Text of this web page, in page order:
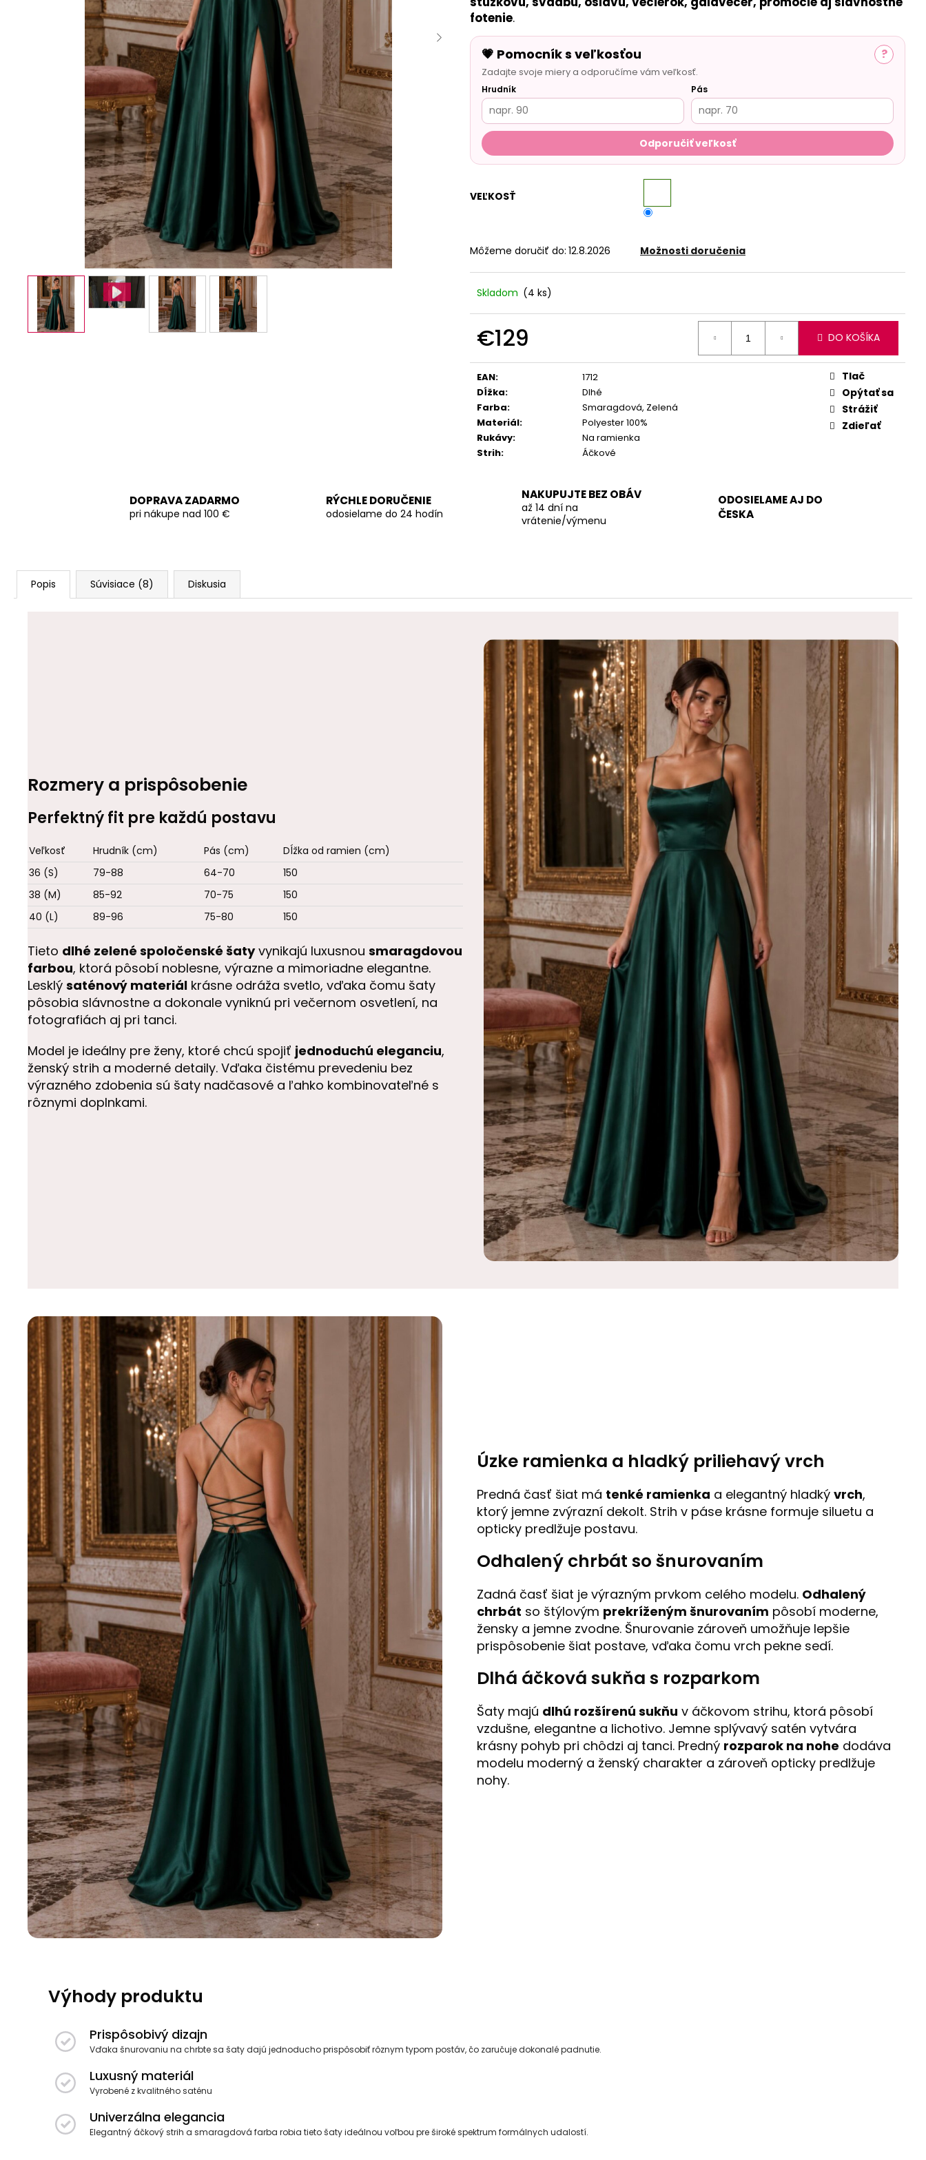
fotenie.
💗 Pomocník s veľkosťou ?
Zadajte svoje miery a odporučíme vám veľkosť.
Hrudník Pás
Odporučiť veľkosť
VEĽKOSŤ
Môžeme doručiť do: 12.8.2026 Možnosti doručenia
Skladom (4 ks)
€129
cena:
DO KOŠÍKA
EAN:
1712
Dĺžka:
Dlhé
Farba:
Smaragdová, Zelená
Materiál:
Polyester 100%
Rukávy:
Na ramienka
Strih: Áčkové
Tlač
Opýtať sa
Strážiť
Zdieľať
DOPRAVA ZADARMO
pri nákupe nad 100 €
RÝCHLE DORUČENIE
odosielame do 24 hodín
NAKUPUJTE BEZ OBÁV
až 14 dní na
vrátenie/výmenu
ODOSIELAME AJ DO
ČESKA
Popis Súvisiace (8) Diskusia
Rozmery a prispôsobenie
Perfektný fit pre každú postavu
Veľkosť Hrudník (cm) Pás (cm)
Dĺžka od ramien (cm)
36 (S)
79-88 64-70
150
38 (M)
85-92 70-75
150
40 (L)
89-96 75-80 150
Tieto dlhé zelené spoločenské šatyvynikajú luxusnou smaragdovou
farbou, ktorá pôsobí noblesne, výrazne a mimoriadne elegantne.
Lesklý saténový materiál krásne odráža svetlo, vďaka čomu šaty
pôsobia slávnostne a dokonale vyniknú pri večernom osvetlení, na
fotografiách aj pri tanci.
Model je ideálny pre ženy, ktoré chcú spojiť jednoduchú eleganciu,
ženský strih a moderné detaily. Vďaka čistému prevedeniu bez
výrazného zdobenia sú šaty nadčasové a ľahko kombinovateľné s
rôznymi doplnkami.
Úzke ramienka a hladký priliehavý vrch
Predná časť šiat má tenké ramienka a elegantný hladký vrch,
ktorý jemne zvýrazní dekolt. Strih v páse krásne formuje siluetu a
opticky predlžuje postavu.
Odhalený chrbát so šnurovaním
Zadná časť šiat je výrazným prvkom celého modelu. Odhalený
chrbát so štýlovým prekríženým šnurovaním pôsobí moderne,
žensky a jemne zvodne. Šnurovanie zároveň umožňuje lepšie
prispôsobenie šiat postave, vďaka čomu vrch pekne sedí.
Dlhá áčková sukňa s rozparkom
Šaty majú dlhú rozšírenú sukňu v áčkovom strihu, ktorá pôsobí
vzdušne, elegantne a lichotivo. Jemne splývavý satén vytvára
krásny pohyb pri chôdzi aj tanci. Predný rozparok na nohe dodáva
modelu moderný a ženský charakter a zároveň opticky predlžuje
nohy.
Výhody produktu
Prispôsobivý dizajn
Vďaka šnurovaniu na chrbte sa šaty dajú jednoducho prispôsobiť rôznym typom postáv, čo zaručuje dokonalé padnutie.
Luxusný materiál
Vyrobené z kvalitného saténu
Univerzálna elegancia
Elegantný áčkový strih a smaragdová farba robia tieto šaty ideálnou voľbou pre široké spektrum formálnych udalostí.